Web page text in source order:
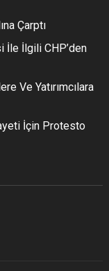
Çarptı
İle İlgili CHP’den
Ve Yatırımcılara
İçin Protesto